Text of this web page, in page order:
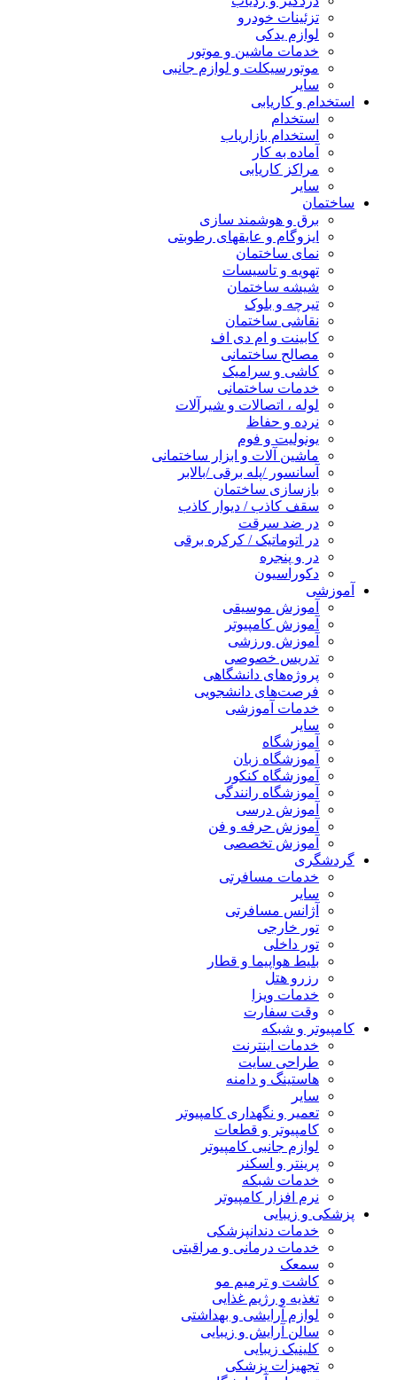
تزئینات خودرو
لوازم یدکی
خدمات ماشین و موتور
موتورسیکلت و لوازم جانبی
سایر
استخدام و کاریابی
استخدام
استخدام بازاریاب
آماده به کار
مراکز کاریابی
سایر
ساختمان
برق و هوشمند سازی
ایزوگام و عایقهای رطوبتی
نمای ساختمان
تهویه و تاسیسات
شیشه ساختمان
تیرچه و بلوک
نقاشی ساختمان
کابینت و ام دی اف
مصالح ساختمانی
کاشی و سرامیک
خدمات ساختمانی
لوله ، اتصالات و شیرآلات
نرده و حفاظ
یونولیت و فوم
ماشین آلات و ابزار ساختمانی
آسانسور /پله برقی /بالابر
بازسازی ساختمان
سقف کاذب / دیوار کاذب
در ضد سرقت
در اتوماتیک / کرکره برقی
در و پنجره
دکوراسیون
آموزشی
آموزش موسیقی
آموزش کامپیوتر
آموزش ورزشی
تدریس خصوصی
پروژه‌های دانشگاهی
فرصت‌های دانشجویی
خدمات آموزشی
سایر
آموزشگاه
آموزشگاه زبان
آموزشگاه کنکور
آموزشگاه رانندگی
آموزش درسی
آموزش حرفه و فن
آموزش تخصصی
گردشگری
خدمات مسافرتی
سایر
آژانس مسافرتی
تور خارجی
تور داخلی
بلیط هواپیما و قطار
رزرو هتل
خدمات ویزا
وقت سفارت
کامپیوتر و شبکه
خدمات اینترنت
طراحی سایت
هاستینگ و دامنه
سایر
تعمیر و نگهداری کامپیوتر
کامپیوتر و قطعات
لوازم جانبی کامپیوتر
پرینتر و اسکنر
خدمات شبکه
نرم افزار کامپیوتر
پزشکی و زیبایی
خدمات دندانپزشکی
خدمات درمانی و مراقبتی
سمعک
کاشت و ترمیم مو
تغذیه و رژیم غذایی
لوازم آرایشی و بهداشتی
سالن آرایش و زیبایی
کلینیک زیبایی
تجهیزات پزشکی